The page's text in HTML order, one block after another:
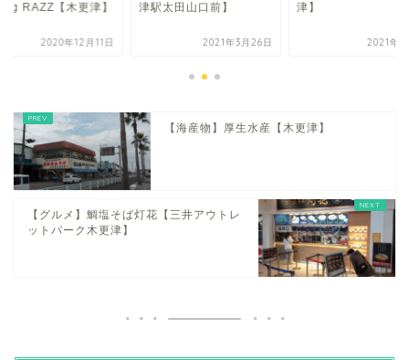
RAZZ【木更津】
2020年12月11日
津駅太田山口前】
2021年3月26日
津】
2021年1
【海産物】厚生水産【木更津】
【グルメ】鯛塩そば灯花【三井アウトレ
ットパーク木更津】